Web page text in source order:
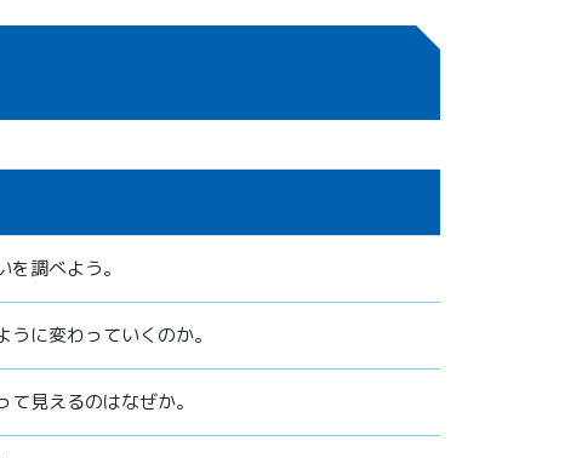
を調べよう。
うに変わっていくのか。
て見えるのはなぜか。